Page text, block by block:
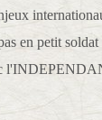
en petit